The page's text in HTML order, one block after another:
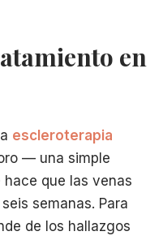
en
escleroterapia
— una simple
que las venas
semanas. Para
de los hallazgos